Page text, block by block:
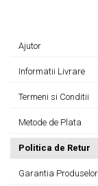
Ajutor
Informatii Livrare
Termeni si Conditii
Metode de Plata
Politica de Retur
Garantia Produselor